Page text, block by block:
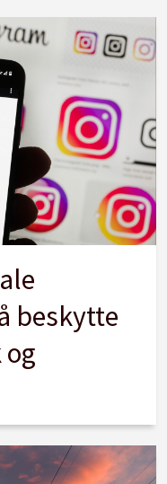
beskytte